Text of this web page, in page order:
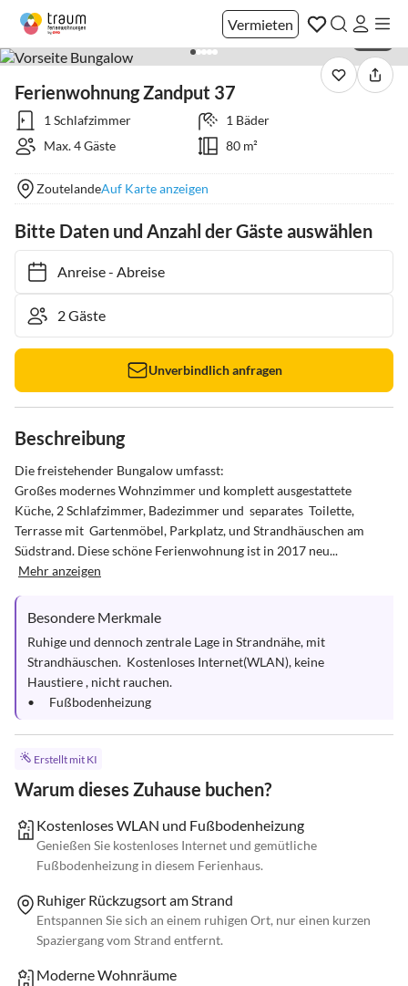
Vermieten
Ferienwohnung Zandput 37
1 Schlafzimmer
1 Bäder
Max. 4 Gäste
80 m²
ZoutelandeAuf Karte anzeigen
Bitte Daten und Anzahl der Gäste auswählen
Anreise- Abreise
Unverbindlich anfragen
Beschreibung
Die freistehender Bungalow umfasst:
Großes modernes Wohnzimmer und komplett ausgestattete
Küche, 2 Schlafzimmer, Badezimmer und  separates  Toilette,
Terrasse mit  Gartenmöbel, Parkplatz, und Strandhäuschen am
Südstrand. Diese schöne Ferienwohnung ist in 2017 neu...
Mehr anzeigen
Besondere Merkmale
Ruhige und dennoch zentrale Lage in Strandnähe, mit
Strandhäuschen.  Kostenloses Internet(WLAN), keine
Haustiere , nicht rauchen.
•	Fußbodenheizung
Erstellt mit KI
Warum dieses Zuhause buchen?
Kostenloses WLAN und Fußbodenheizung
Genießen Sie kostenloses Internet und gemütliche
Fußbodenheizung in diesem Ferienhaus.
Ruhiger Rückzugsort am Strand
Entspannen Sie sich an einem ruhigen Ort, nur einen kurzen
Spaziergang vom Strand entfernt.
Moderne Wohnräume